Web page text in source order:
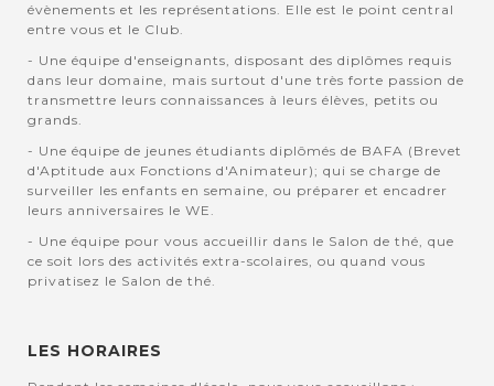
évènements et les représentations. Elle est le point central
entre vous et le Club.
- Une équipe d'enseignants, disposant des diplômes requis
dans leur domaine, mais surtout d'une très forte passion de
transmettre leurs connaissances à leurs élèves, petits ou
grands.
- Une équipe de jeunes étudiants diplômés de BAFA (Brevet
d'Aptitude aux Fonctions d'Animateur); qui se charge de
surveiller les enfants en semaine, ou préparer et encadrer
leurs anniversaires le WE.
- Une équipe pour vous accueillir dans le Salon de thé, que
ce soit lors des activités extra-scolaires, ou quand vous
privatisez le Salon de thé.
LES HORAIRES